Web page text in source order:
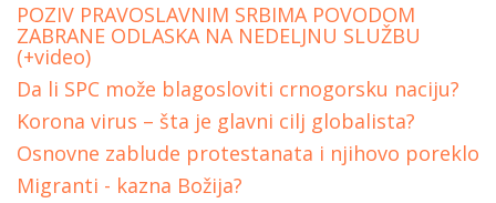
POZIV PRAVOSLAVNIM SRBIMA POVODOM
ZABRANE ODLASKA NA NEDELJNU SLUŽBU
(+video)
Da li SPC može blagosloviti crnogorsku naciju?
Korona virus – šta je glavni cilj globalista?
Osnovne zablude protestanata i njihovo poreklo
Migranti - kazna Božija?